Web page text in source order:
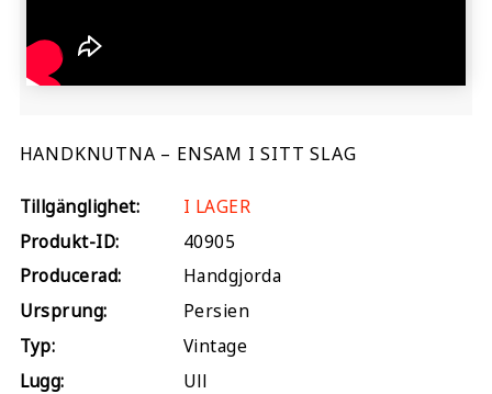
HANDKNUTNA – ENSAM I SITT SLAG
Tillgänglighet:
I LAGER
Produkt-ID:
40905
Producerad:
Handgjorda
Ursprung:
Persien
Typ:
Vintage
Lugg:
Ull